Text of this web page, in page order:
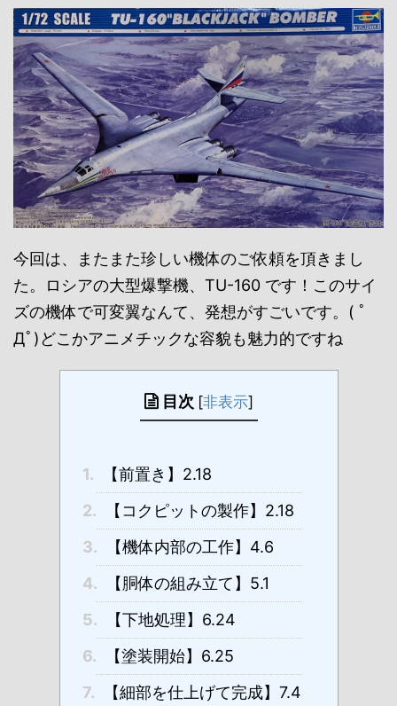
今回は、またまた珍しい機体のご依頼を頂きまし
た。ロシアの大型爆撃機、TU-160 です！このサイ
ズの機体で可変翼なんて、発想がすごいです。( ﾟ
Дﾟ)どこかアニメチックな容貌も魅力的ですね
目次 [非表示]
1.
【前置き】2.18
2.
【コクピットの製作】2.18
3.
【機体内部の工作】4.6
4.
【胴体の組み立て】5.1
5.
【下地処理】6.24
6.
【塗装開始】6.25
7.
【細部を仕上げて完成】7.4